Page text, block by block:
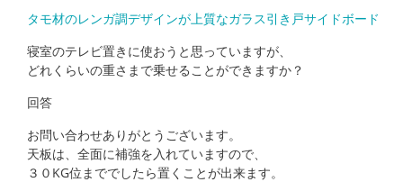
タモ材のレンガ調デザインが上質なガラス引き戸サイドボード
寝室のテレビ置きに使おうと思っていますが、
どれくらいの重さまで乗せることができますか？
回答
お問い合わせありがとうございます。
天板は、全面に補強を入れていますので、
３０KG位まででしたら置くことが出来ます。